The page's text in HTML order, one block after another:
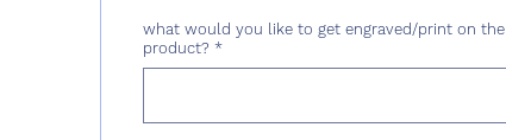
what would you like to get engraved/print on the
product? *